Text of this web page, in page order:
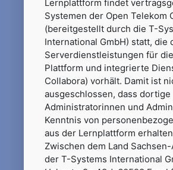
Lernplattform findet
Systemen der Open Telekom
(bereitgestellt durch die T-
International GmbH) statt, die
Serverdienstleistungen für
Plattform und integrierte
Collabora) vorhält. Damit ist
ausgeschlossen, dass dortige
Administratorinnen und
Kenntnis von
aus der Lernplattform
Zwischen dem Land
der T-Systems International